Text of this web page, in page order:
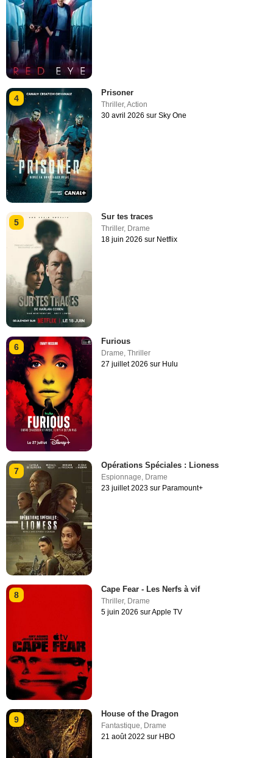
4
Prisoner
Thriller,Action
30 avril 2026 sur Sky One
5
Sur tes traces
Thriller, Drame
18 juin 2026 sur Netflix
6
Furious
Drame ,Thriller
27 juillet 2026 sur Hulu
7
Opérations Spéciales : Lioness
Espionnage, Drame
23 juillet 2023 sur Paramount+
8
Cape Fear - Les Nerfs à vif
Thriller, Drame
5 juin 2026 sur Apple TV
9
House of the Dragon
Fantastique Drame
21 août 2022 sur HBO